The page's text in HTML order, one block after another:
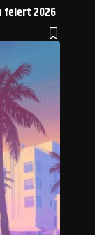
feiert 2026